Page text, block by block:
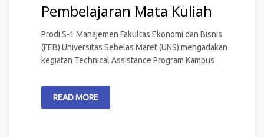
Pembelajaran Mata Kuliah
Prodi S-1 Manajemen Fakultas Ekonomi dan Bisnis
(FEB) Universitas Sebelas Maret (UNS) mengadakan
kegiatan Technical Assistance Program Kampus
READ MORE